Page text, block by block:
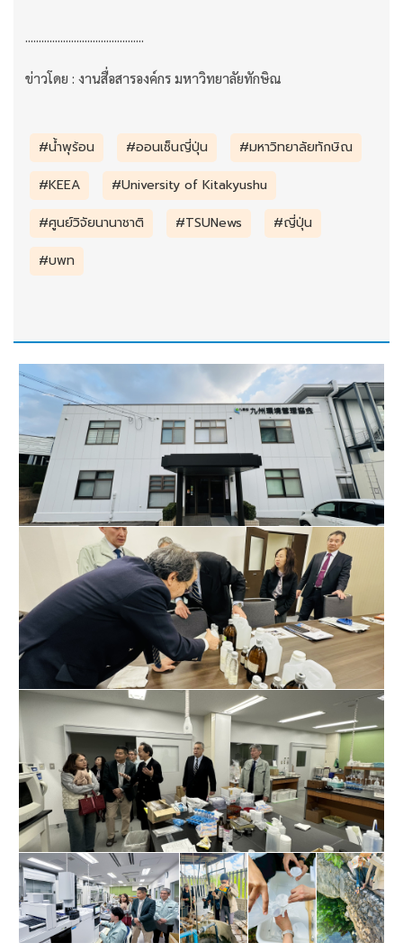
ข่าวโดย : งานสื่อสารองค์กร มหาวิทยาลัยทักษิณ
#น้ำพุร้อน #ออนเซ็นญี่ปุ่น
#มหาวิทยาลัยทักษิณ
#KEEA
#University of Kitakyushu
#ศูนย์วิจัยนานาชาติ
#TSUNews
#ญี่ปุ่น
#บพท